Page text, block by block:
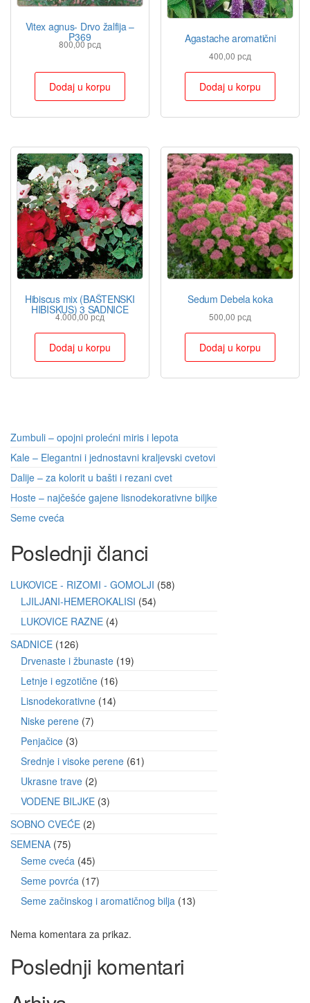
Vitex agnus- Drvo žalfija –
P369
800,00рсд
Dodaj u korpu
Agastache aromatični
400,00рсд
Dodaj u korpu
Hibiscus mix (BAŠTENSKI
HIBISKUS) 3 SADNICE
4.000,00рсд
Dodaj u korpu
Sedum Debela koka
500,00рсд
Dodaj u korpu
Zumbuli – opojni prolećni miris i lepota
Kale – Elegantni i jednostavni kraljevski cvetovi
Dalije – za kolorit u bašti i rezani cvet
Hoste – najčešće gajene lisnodekorativne biljke
Seme cveća
Poslednji članci
LUKOVICE - RIZOMI - GOMOLJI 58
LJILJANI-HEMEROKALISI 54
LUKOVICE RAZNE 4
SADNICE 126
Drvenaste i žbunaste 19
Letnje i egzotične 16
Lisnodekorativne 14
Niske perene 7
Penjačice 3
Srednje i visoke perene 61
Ukrasne trave 2
VODENE BILJKE 3
SOBNO CVEĆE 2
SEMENA 75
Seme cveća 45
Seme povrća 17
Seme začinskog i aromatičnog bilja 13
Nema komentara za prikaz.
Poslednji komentari